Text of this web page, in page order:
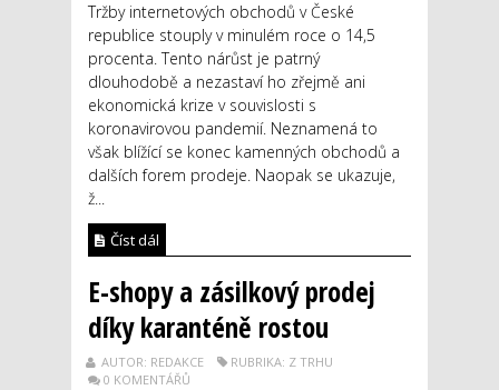
Tržby internetových obchodů v České
republice stouply v minulém roce o 14,5
procenta. Tento nárůst je patrný
dlouhodobě a nezastaví ho zřejmě ani
ekonomická krize v souvislosti s
koronavirovou pandemií. Neznamená to
však blížící se konec kamenných obchodů a
dalších forem prodeje. Naopak se ukazuje,
ž...
Číst dál
E-shopy a zásilkový prodej
díky karanténě rostou
AUTOR: REDAKCE
RUBRIKA: Z TRHU
0 KOMENTÁŘŮ